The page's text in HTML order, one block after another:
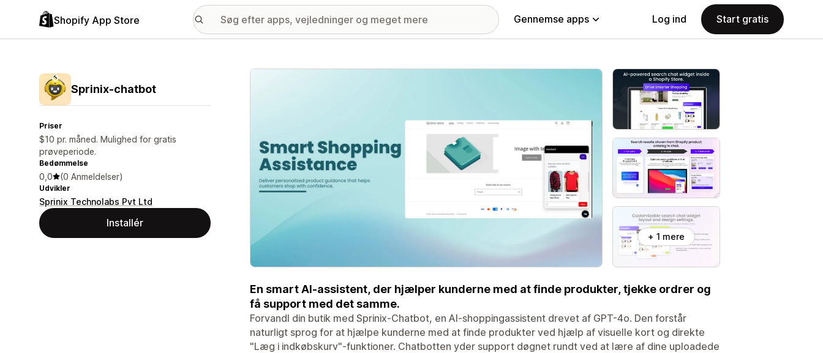
Shopify App Store Gennemse apps Log ind Start gratis
Sprinix‑chatbot
Priser
$10 pr. måned. Mulighed for gratis
prøveperiode.
Bedømmelse
0,0 (0 Anmeldelser)
Udvikler
Sprinix Technolabs Pvt Ltd
Installér
Galleri med udvalgte billeder
+ 1 mere
En smart AI-assistent, der hjælper kunderne med at finde produkter, tjekke ordrer og
få support med det samme.
Forvandl din butik med Sprinix-Chatbot, en AI-shoppingassistent drevet af GPT-4o. Den forstår
naturligt sprog for at hjælpe kunderne med at finde produkter ved hjælp af visuelle kort og direkte
"Læg i indkøbskurv"-funktioner. Chatbotten yder support døgnet rundt ved at lære af dine uploadede